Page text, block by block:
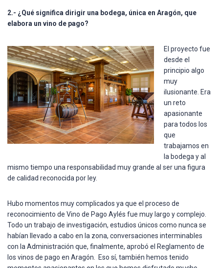
2.- ¿Qué significa dirigir una bodega, única en Aragón, que
elabora un vino de pago?
El proyecto fue
desde el
principio algo
muy
ilusionante. Era
un reto
apasionante
para todos los
que
trabajamos en
la bodega y al
mismo tiempo una responsabilidad muy grande al ser una figura
de calidad reconocida por ley.
Hubo momentos muy complicados ya que el proceso de
reconocimiento de Vino de Pago Aylés fue muy largo y complejo.
Todo un trabajo de investigación, estudios únicos como nunca se
habían llevado a cabo en la zona, conversaciones interminables
con la Administración que, finalmente, aprobó el Reglamento de
los vinos de pago en Aragón. Eso sí, también hemos tenido